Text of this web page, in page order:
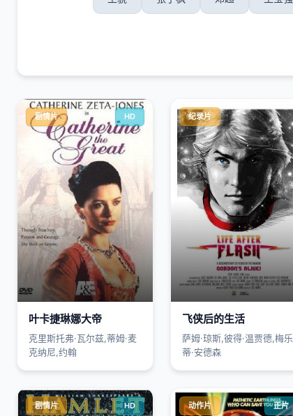
剧情片 HD
叶卡捷琳娜大帝
克里斯托弗·瓦尔兹,蒂姆·麦
克纳尼,约翰
纪录片
飞侠后的生活
萨姆·琼斯,彼得·温贾德,梅乐
蒂·安德森
剧情片 HD 动作片 正片